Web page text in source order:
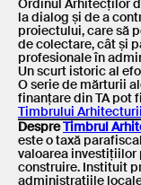
Ordinul Arhitecților
la dialog și de a
proiectului, care să
de colectare, cât și
profesionale în
Un scurt istoric al
O serie de mărturii
finanțare din TA pot
Timbrului Arhitecturii
DespreTimbrul
este o taxă
valoarea investițiilor
construire. Instituit
administrațiile